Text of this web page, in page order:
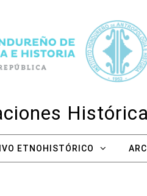
ETNOHISTÓRICO